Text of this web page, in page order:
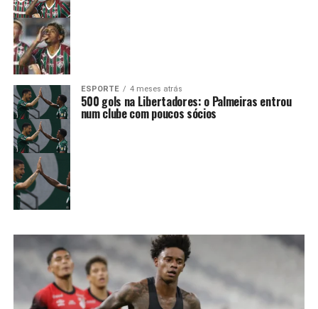
ESPORTE 4 meses atrás
500 gols na Libertadores: o Palmeiras entrou
num clube com poucos sócios